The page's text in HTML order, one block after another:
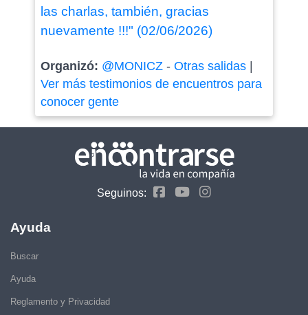
las charlas, también, gracias
nuevamente !!!" (02/06/2026)
Organizó: @MONICZ- Otras salidas|
Ver más testimonios de encuentros para
conocer gente
Seguinos:
Ayuda
Buscar
Ayuda
Reglamento y Privacidad